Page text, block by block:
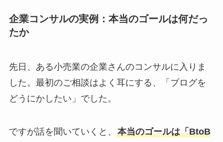
企業コンサルの実例：本当のゴールは何だっ
たか
先日、ある小売業の企業さんのコンサルに入りま
した。最初のご相談はよく耳にする、「ブログを
どうにかしたい」でした。
ですが話を聞いていくと、 本当のゴールは「BtoB